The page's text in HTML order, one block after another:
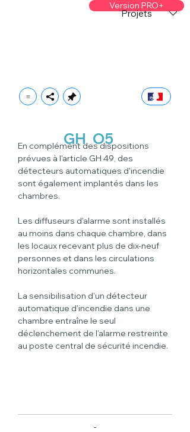
Version PRO+
Projets
GH O5
En complément des dispositions
prévues à l'article GH 49, des
détecteurs automatiques d'incendie
sont également implantés dans les
chambres.
Les diffuseurs d'alarme sont installés
au moins dans chaque chambre, dans
les locaux recevant plus de dix-neuf
personnes et dans les circulations
horizontales communes.
La sensibilisation d'un détecteur
automatique d'incendie dans une
chambre entraîne le seul
déclenchement de l'alarme restreinte
au poste central de sécurité incendie.
-